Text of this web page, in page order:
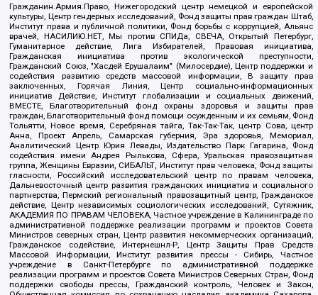
Гражданин.Армия.Право, Нижегородский центр немецкой и европейской
культуры, Центр гендерных исследований, Фонд защиты прав граждан Штаб,
Институт права и публичной политики, Фонд борьбы с коррупцией, Альянс
врачей, НАСИЛИЮ.НЕТ, Мы против СПИДа, СВЕЧА, Открытый Петербург,
Гуманитарное действие, Лига Избирателей, Правовая инициатива,
Гражданская инициатива против экологической преступности,
Гражданский Союз, "Хасдей Ерушалаим" (Милосердие), Центр поддержки и
содействия развитию средств массовой информации, В защиту прав
заключенных, Горячая Линия, Центр социально-информационных
инициатив Действие, Институт глобализации и социальных движений,
ВМЕСТЕ, Благотворительный фонд охраны здоровья и защиты прав
граждан, Благотворительный фонд помощи осужденным и их семьям, Фонд
Тольятти, Новое время, Серебряная тайга, Так-Так-Так, центр Сова, центр
Анна, Проект Апрель, Самарская губерния, Эра здоровья, Мемориал,
Аналитический Центр Юрия Левады, Издательство Парк Гагарина, Фонд
содействия имени Андрея Рылькова, Сфера, Уральская правозащитная
группа, Женщины Евразии, СИБАЛЬТ, Институт прав человека, Фонд защиты
гласности, Российский исследовательский центр по правам человека,
Дальневосточный центр развития гражданских инициатив и социального
партнерства, Пермский региональный правозащитный центр, Гражданское
действие, Центр независимых социологических исследований, Сутяжник,
АКАДЕМИЯ ПО ПРАВАМ ЧЕЛОВЕКА, Частное учреждение в Калининграде по
административной поддержке реализации программ и проектов Совета
Министров северных стран, Центр развития некоммерческих организаций,
Гражданское содействие, Интернешнл-Р, Центр Защиты Прав Средств
Массовой Информации, Институт развития прессы - Сибирь, Частное
учреждение в Санкт-Петербурге по административной поддержке
реализации программ и проектов Совета Министров Северных Стран, Фонд
поддержки свободы прессы, Гражданский контроль, Человек и Закон,